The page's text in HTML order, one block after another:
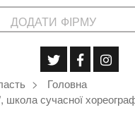
ДОДАТИ ФІРМУ
Головна
сучасної